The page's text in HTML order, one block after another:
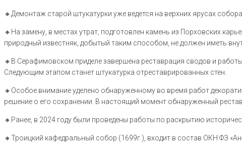
🔸Демонтаж старой штукатурки уже ведется на верхних ярусах
🔸На замену, в местах утрат, подготовлен камень из Порховских
природный известняк, добытый таким способом, не должен иметь
🔸В Серафимовском приделе завершена реставрация сводов и
Следующим этапом станет штукатурка отреставрированных стен.
🔸Особое внимание уделено обнаруженному во время работ
решение о его сохранении. В настоящий момент обнаруженный
🔸Ранее, в 2024 году были проведены работы по раскрытию
🔸Троицкий кафедральный собор (1699г.), входит в состав ОКН ФЗ